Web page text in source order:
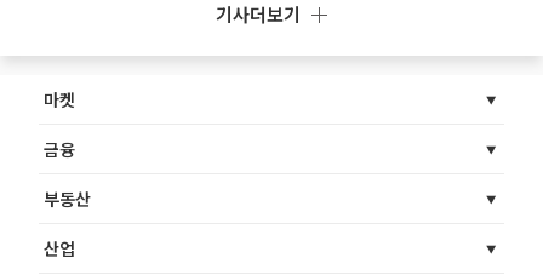
기사더보기
마켓
금융
부동산
산업